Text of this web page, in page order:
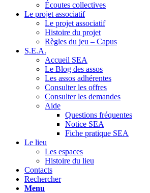
Écoutes collectives
Le projet associatif
Le projet associatif
Histoire du projet
Règles du jeu – Capus
S.E.A.
Accueil SEA
Le Blog des assos
Les assos adhérentes
Consulter les offres
Consulter les demandes
Aide
Questions fréquentes
Notice SEA
Fiche pratique SEA
Le lieu
Les espaces
Histoire du lieu
Contacts
Rechercher
Menu